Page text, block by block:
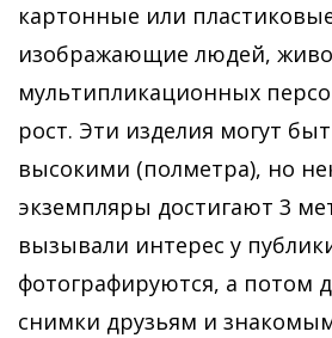
картонные или
изображающие людей,
мультипликационных
рост. Эти изделия могут
высокими (полметра), но
экземпляры достигают 3
вызывали интерес у
фотографируются, а потом
снимки друзьям и